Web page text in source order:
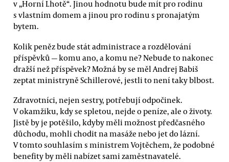
v „Horní Lhotě“. Jinou hodnotu bude mít pro rodinu
s vlastním domem a jinou pro rodinu s pronajatým
bytem.
Kolik peněz bude stát administrace a rozdělování
příspěvků — komu ano, a komu ne? Nebude to nakonec
dražší než příspěvek? Možná by se měl Andrej Babiš
zeptat ministryně Schillerové, jestli to není taky blbost.
Zdravotníci, nejen sestry, potřebují odpočinek.
V okamžiku, kdy se spletou, nejde o peníze, ale o životy.
Jistě by je potěšilo, kdyby měli možnost předčasného
důchodu, mohli chodit na masáže nebo jet do lázní.
V tomto souhlasím s ministrem Vojtěchem, že podobné
benefity by měli nabízet sami zaměstnavatelé.